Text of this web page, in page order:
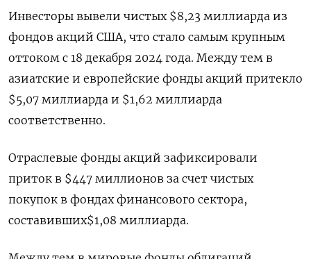
Инвесторы вывели чистых $8,23 миллиарда из
фондов акций США, что стало самым крупным
оттоком с 18 декабря 2024 года. Между тем в
азиатские и европейские фонды акций притекло
$5,07 миллиарда и $1,62 миллиарда
соответственно.
Отраслевые фонды акций зафиксировали
приток в $447 миллионов за счет чистых
покупок в фондах финансового сектора,
составивших$1,08 миллиарда.